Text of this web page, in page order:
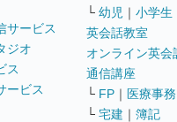
サービス
ジオ
ス
ービス
└ 幼児 ｜ 小学生
英会話教室
オンライン英会
通信講座
└ FP ｜ 医療事務
└ 宅建 ｜ 簿記